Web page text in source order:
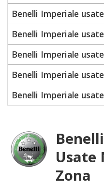
Benelli Imperiale
Benelli Imperiale
Benelli Imperiale
Benelli Imperiale
Benelli Imperiale
Usate
Zona